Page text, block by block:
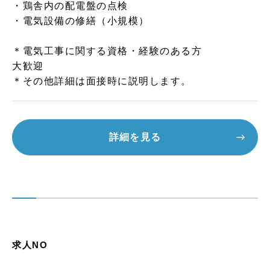
・鶏舎内の配電盤の点検
・電気設備の修繕（小規模）
＊電気工事に関する資格・経験のある方
大歓迎
＊その他詳細は面接時に説明します。
詳細を見る
求人NO